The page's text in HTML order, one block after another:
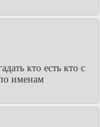
кто есть кто с
именам